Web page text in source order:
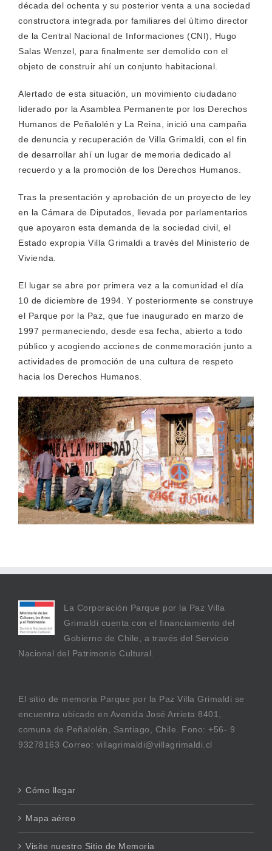
década del ochenta y su posterior venta a una sociedad
constructora integrada por familiares del último director
de la Central Nacional de Informaciones (CNI), Hugo
Salas Wenzel, para finalmente ser demolido con el
objeto de construir ahí un conjunto habitacional.
Alertado de esta situación, un movimiento ciudadano
liderado por la Asamblea Permanente por los Derechos
Humanos de Peñalolén y La Reina, inició una campaña
de denuncia y recuperación de Villa Grimaldi, con el fin
de desarrollar ahí un lugar de memoria dedicado al
recuerdo y a la promoción de los Derechos Humanos.
Tras la presentación y aprobación de un proyecto de ley
en la Cámara de Diputados, llevada por parlamentarios
que apoyaron esta demanda de la sociedad civil, el
Estado expropia Villa Grimaldi a través del Ministerio de
Vivienda.
El lugar se abre por primera vez a la comunidad el día
10 de diciembre de 1994. Y posteriormente se construye
el Parque por la Paz, que fue inaugurado en marzo de
1997 permaneciendo, desde esa fecha, abierto a todo
público y acogiendo acciones de conmemoración junto a
actividades de promoción de una cultura de respeto
hacia los Derechos Humanos.
La Corporación Parque por la Paz Villa
Grimaldi cuenta con el financiamiento del
Gobierno de Chile, a través del Servicio
Nacional del Patrimonio Cultural.
El sitio de memoria Parque por la Paz Villa Grimaldi se
encuentra ubicado en Avenida José Arrieta 8401,
comuna de Peñalolén, Santiago, Chile. Fono: +56- 9
93278163 Correo: villagrimaldi@villagrimaldi.cl
Cómo llegar
Mapa aéreo
Visite nuestro Sitio de Memoria